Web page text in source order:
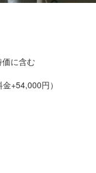
に含む
+54,000円）